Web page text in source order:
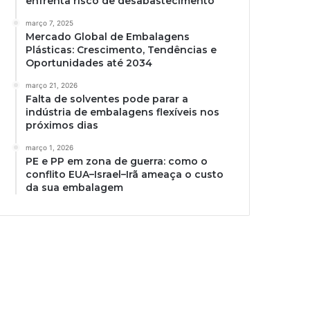
março 7, 2025
Mercado Global de Embalagens
Plásticas: Crescimento, Tendências e
Oportunidades até 2034
março 21, 2026
Falta de solventes pode parar a
indústria de embalagens flexíveis nos
próximos dias
março 1, 2026
PE e PP em zona de guerra: como o
conflito EUA–Israel–Irã ameaça o custo
da sua embalagem